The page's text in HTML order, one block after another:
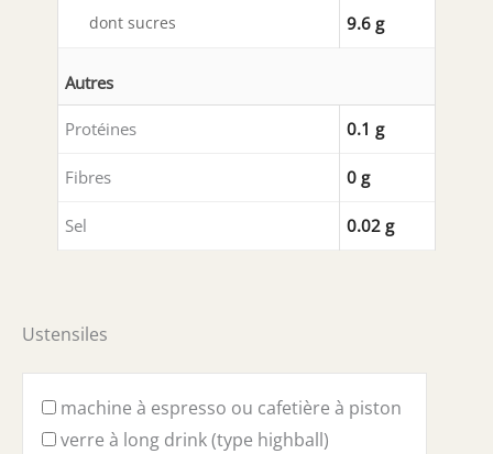
dont sucres 9.6 g
Autres
Protéines 0.1 g
Fibres 0 g
Sel 0.02 g
Ustensiles
machine à espresso ou cafetière à piston
verre à long drink (type highball)